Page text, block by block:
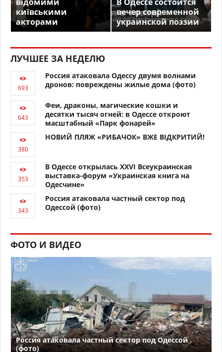
київськими
акторами
вечер современной
украинской поэзии
ЛУЧШЕЕ ЗА НЕДЕЛЮ
Россия атаковала Одессу двумя волнами
дронов: повреждены жилые дома (фото)
Феи, драконы, магические кошки и
десятки тысяч огней: в Одессе откроют
масштабный «Парк фонарей»
НОВИЙ ПЛЯЖ «РИБАЧОК» ВЖЕ ВІДКРИТИЙ!
В Одессе открылась XXVI Всеукраинская
выставка-форум «Украинская книга на
Одесчине»
Россия атаковала частный сектор под
Одессой (фото)
ФОТО И ВИДЕО
Россия атаковала частный сектор под Одессой
(фото)